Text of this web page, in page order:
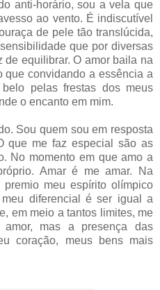
anti-horário, sou a vela que
ao vento. É indiscutível
de pele tão translúcida,
que por diversas
equilibrar. O amor baila na
que convidando a essência a
pelas frestas dos meus
o encanto em mim.
Sou quem sou em resposta
que me faz especial são as
No momento em que amo a
Amar é me amar. Na
meu espírito olímpico
diferencial é ser igual a
em meio a tantos limites, me
mas a presença das
coração, meus bens mais